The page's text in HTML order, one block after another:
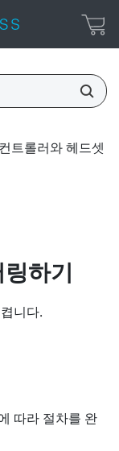
컨트롤러와 헤드셋
하기
니다.
따라 절차를 완